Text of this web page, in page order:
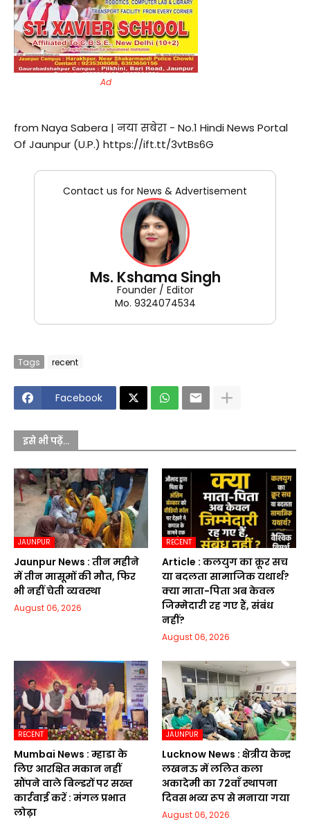
Ad
from Naya Sabera | नया सबेरा - No.1 Hindi News Portal
Of Jaunpur (U.P.) https://ift.tt/3vtBs6G
Contact us for News & Advertisement
Ms. Kshama Singh
Founder / Editor
Mo. 9324074534
Tags recent
Facebook
इसे भी पढ़ें...
JAUNPUR
Jaunpur News : तीन महीने
में तीन मासूमों की मौत, फिर
भी नहीं चेती व्यवस्था
August 06, 2026
RECENT
Article : कलयुग का क्रूर सच
या बदलता सामाजिक यथार्थ?
क्या माता-पिता अब केवल
जिम्मेदारी रह गए हैं, संबंध
नहीं?
August 06, 2026
RECENT
Mumbai News : म्हाडा के
लिए आरक्षित मकान नहीं
सौंपने वाले बिल्डरों पर सख्त
कार्रवाई करें : मंगल प्रभात
लोढ़ा
JAUNPUR
Lucknow News : क्षेत्रीय केन्द्र
लखनऊ में ललित कला
अकादेमी का 72वाॅं स्थापना
दिवस भव्य रूप से मनाया गया
August 06, 2026